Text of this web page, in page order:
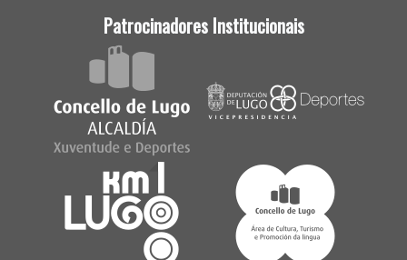
Patrocinadores Institucionais